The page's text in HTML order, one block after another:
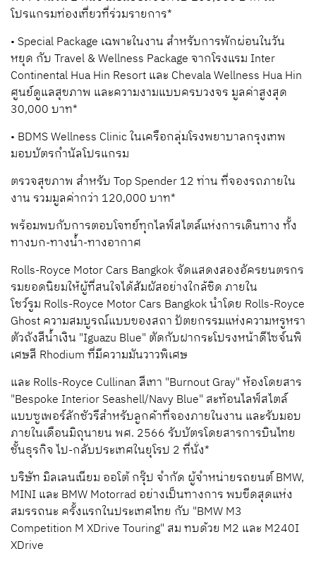
โปรแกรมท่องเที่ยวที่ร่วมรายการ*
• Special Package เฉพาะในงาน สำหรับการพักผ่อนในวัน
หยุด กับTravel & Wellness Packageจากโรงแรม Inter
Continental Hua Hin Resortและ Chevala Wellness Hua Hin
ศูนย์ดูแลสุขภาพ และความงามแบบครบวงจร มูลค่าสูงสุด
30,000บาท*
• BDMS Wellness Clinicในเครือกลุ่มโรงพยาบาลกรุงเทพ
มอบบัตรกำนัลโปรแกรม
ตรวจสุขภาพ สำหรับTop Spender 12ท่านที่จองรถภายใน
งาน รวมมูลค่ากว่า 120,000บาท*
พร้อมพบกับการตอบโจทย์ทุกไลฟ์สไตล์แห่งการเดินทาง ทั้ง
ทางบก-ทางน้ำ-ทางอากาศ
Rolls-Royce Motor Cars Bangkokจัดแสดงสองอัครยนตรกร
รมยอดนิยมให้ผู้ที่สนใจได้สัมผัสอย่างใกล้ชิด ภายใน
โชว์รูม Rolls-Royce Motor Cars Bangkokนำโดย Rolls-Royce
Ghostความสมบูรณ์แบบของสถา ปัตยกรรมแห่งความหรูหรา
ตัวถังสีน้ำเงิน "Iguazu Blue" ตัดกับฝากระโปรงหน้าดีไซจ์นพิ
เศษสี Rhodiumที่มีความมันวาวพิเศษ
และ Rolls-Royce Cullinanสีเทา "Burnout Gray"ห้องโดยสาร
"Bespoke Interior Seashell/Navy Blue" สะท้อนไลฟ์สไตล์
แบบซูเพอร์ลักชัวรีสำหรับลูกค้าที่จองภายในงาน และรับมอบ
ภายในเดือนมิถุนายนพศ. 2566 รับบัตรโดยสารการบินไทย
ชั้นธุรกิจไป-กลับประเทศในยุโรป 2ที่นั่ง*
บริษัท มิลเลนเนียม ออโต้กรุ๊ปจำกัด ผู้จำหน่ายรถยนต์BMW,
MINIและ BMW Motorrad อย่างเป็นทางการพบขีดสุดแห่ง
สมรรถนะ ครั้งแรกในประเทศไทย กับ "BMW M3
Competition M XDrive Touring" สม ทบด้วย M2 และ M240I
XDrive